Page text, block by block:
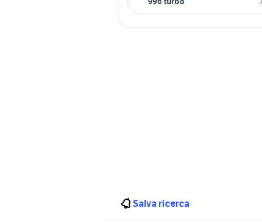
Salva ricerca